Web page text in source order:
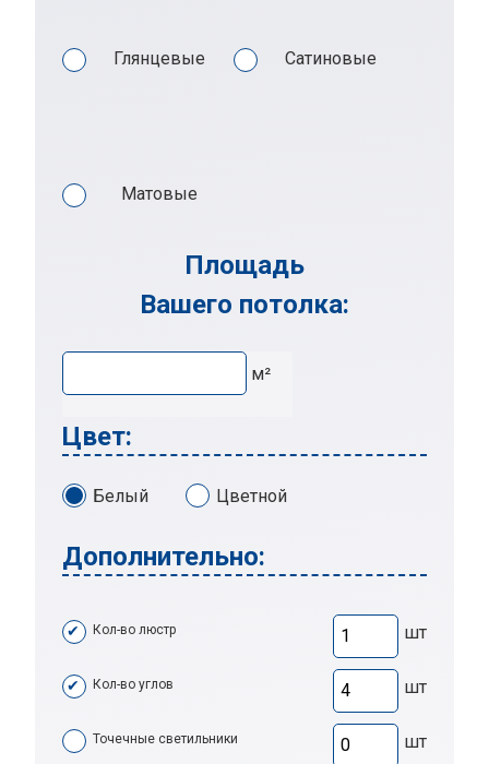
Глянцевые Сатиновые
Матовые
Площадь
Вашего потолка:
м²
Цвет:
Белый Цветной
Дополнительно:
Кол-во люстр шт
Кол-во углов шт
Точечные светильники шт